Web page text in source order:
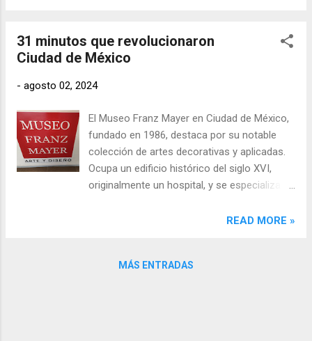
concebida por el arquitecto Émile Bénard
como parte del Palacio Legislativo durante el
31 minutos que revolucionaron
Ciudad de México
- agosto 02, 2024
El Museo Franz Mayer en Ciudad de México,
fundado en 1986, destaca por su notable
colección de artes decorativas y aplicadas.
Ocupa un edificio histórico del siglo XVI,
originalmente un hospital, y se especializa en
van desde grabados europeos renacentistas
Jaspersen, describe la importancia de la
READ MORE »
MÁS ENTRADAS